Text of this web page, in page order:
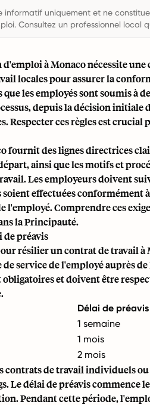
informatif uniquement et ne
Consultez un professionnel local
à Monaco nécessite
locales pour assurer la
les employés sont soumis à
depuis la décision initiale
Respecter ces règles est
fournit des lignes directrices
ainsi que les motifs et
Les employeurs doivent
effectuées conformément
l'employé. Comprendre ces
la Principauté.
de préavis
résilier un contrat de travail à
service de l'employé auprès
et doivent être
Délai de
1 semaine
1 mois
2 mois
contrats de travail individuels
Le délai de préavis commence
Pendant cette période,